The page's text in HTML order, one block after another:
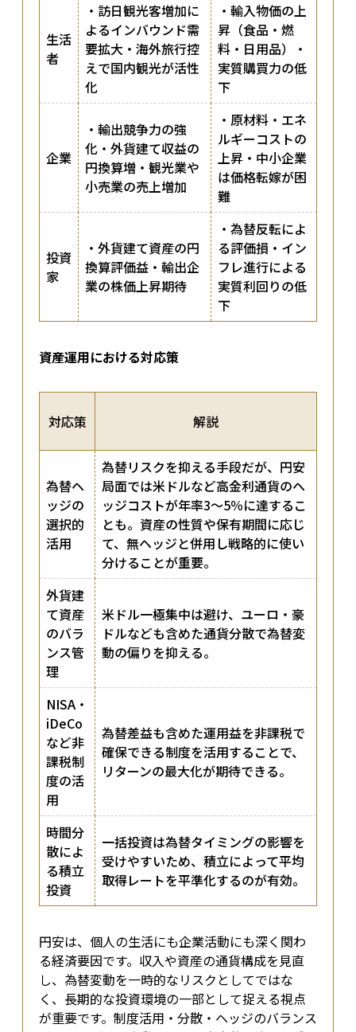
生活
者
・訪日観光客増加に
よるインバウンド需
要拡大・海外旅行控
えで国内観光が活性
化
・輸入物価の上
昇（食品・燃
料・日用品）・
実質購買力の低
下
企業
・輸出競争力の強
化・外貨建て収益の
円換算増・観光業や
小売業の売上増加
・原材料・エネ
ルギーコストの
上昇・中小企業
は価格転嫁が困
難
投資
家
・外貨建て資産の円
換算評価益・輸出企
業の株価上昇期待
・為替反転によ
る評価損・イン
フレ進行による
実質利回りの低
下
資産運用における対応策
対応策 解説
為替ヘ
ッジの
選択的
活用
為替リスクを抑える手段だが、円安
局面では米ドルなど高金利通貨のヘ
ッジコストが年率3〜5％に達するこ
とも。資産の性質や保有期間に応じ
て、無ヘッジと併用し戦略的に使い
分けることが重要。
外貨建
て資産
のバラ
ンス管
理
米ドル一極集中は避け、ユーロ・豪
ドルなども含めた通貨分散で為替変
動の偏りを抑える。
NISA・
iDeCo
など非
課税制
度の活
用
為替差益も含めた運用益を非課税で
確保できる制度を活用することで、
リターンの最大化が期待できる。
時間分
散によ
る積立
投資
一括投資は為替タイミングの影響を
受けやすいため、積立によって平均
取得レートを平準化するのが有効。
円安は、個人の生活にも企業活動にも深く関わ
る経済要因です。収入や資産の通貨構成を見直
し、為替変動を一時的なリスクとしてではな
く、長期的な投資環境の一部として捉える視点
が重要です。制度活用・分散・ヘッジのバランス